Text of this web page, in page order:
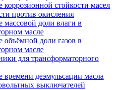
коррозионной стойкости масел
против окисления
массовой доли влаги в
масле
объёмной доли газов в
масле
для трансформаторного
времени деэмульсации масла
выключателей